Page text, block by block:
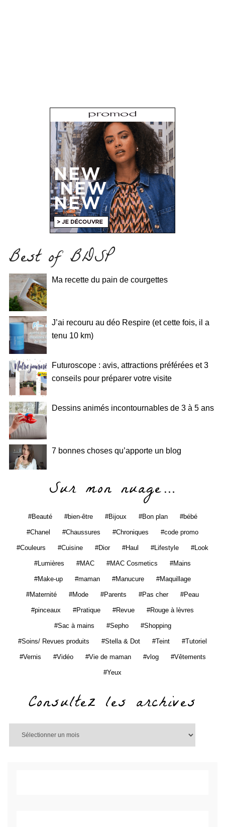
Best of BDSP
Ma recette du pain de courgettes
J’ai recouru au déo Respire (et cette fois, il a
tenu 10 km)
Futuroscope : avis, attractions préférées et 3
conseils pour préparer votre visite
Dessins animés incontournables de 3 à 5 ans
7 bonnes choses qu’apporte un blog
Sur mon nuage…
Beauté bien-être Bijoux Bon plan bébé
Chanel Chaussures Chroniques code promo
Couleurs Cuisine Dior Haul Lifestyle Look
Lumières MAC MAC Cosmetics Mains
Make-up maman Manucure Maquillage
Maternité Mode Parents Pas cher Peau
pinceaux Pratique Revue Rouge à lèvres
Sac à mains Sepho Shopping
Soins/ Revues produits Stella & Dot Teint Tutoriel
Vernis Vidéo Vie de maman vlog Vêtements
Yeux
Consultez les archives